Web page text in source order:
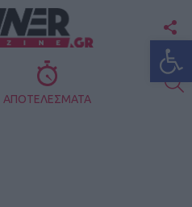
ΑΠΟΤΕΛΕΣΜΑΤΑ